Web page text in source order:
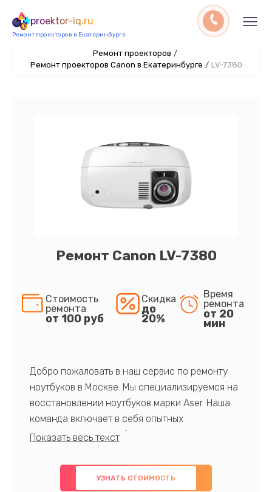
proektor-iq.ru
Ремонт проекторов в Екатеринбурге
Ремонт проекторов /
Ремонт проекторов Canon в Екатеринбурге / LV-7380
Ремонт Canon LV-7380
Стоимость
ремонта
от 100 руб
Скидка
до
20%
Время
ремонта
от 20
мин
Добро пожаловать в наш сервис по ремонту
ноутбуков в Москве. Мы специализируемся на
восстановлении ноутбуков марки Aser. Наша
команда включает в себя опытных
профессионалов с обширными знаниями и
предлагаем быстрый и качественный ремонт с
использованием оригинальных компонентов, а
УЗНАТЬ СТОИМОСТЬ